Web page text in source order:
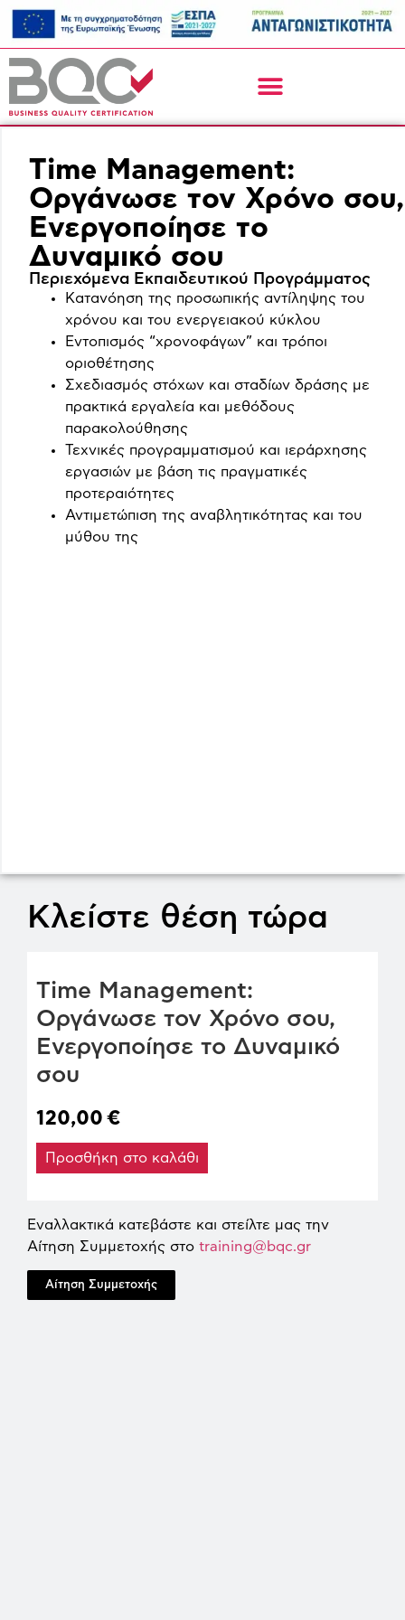
Time Management:
Οργάνωσε τον Χρόνο σου,
Ενεργοποίησε το
Δυναμικό σου
Περιεχόμενα Εκπαιδευτικού Προγράμματος
Κατανόηση της προσωπικής αντίληψης του
χρόνου και του ενεργειακού κύκλου
Εντοπισμός “χρονοφάγων” και τρόποι
οριοθέτησης
Σχεδιασμός στόχων και σταδίων δράσης με
πρακτικά εργαλεία και μεθόδους
παρακολούθησης
Τεχνικές προγραμματισμού και ιεράρχησης
εργασιών με βάση τις πραγματικές
προτεραιότητες
Αντιμετώπιση της αναβλητικότητας και του
μύθου της
Κλείστε θέση τώρα
Time Management:
Οργάνωσε τον Χρόνο σου,
Ενεργοποίησε το Δυναμικό
σου
120,00 €
Προσθήκη στο καλάθι
Εναλλακτικά κατεβάστε και στείλτε μας την
Αίτηση Συμμετοχής στο training@bqc.gr
Αίτηση Συμμετοχής